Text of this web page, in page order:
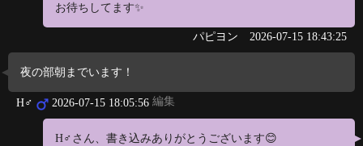
お待ちしてます✨
パピヨン 2026-07-15 18:43:25
夜の部朝までいます！
H♂ 2026-07-15 18:05:56 編集
H♂さん、書き込みありがとうございます😊